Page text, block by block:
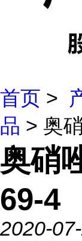
首页 >
品 > 奥
奥硝
69-4
2020-